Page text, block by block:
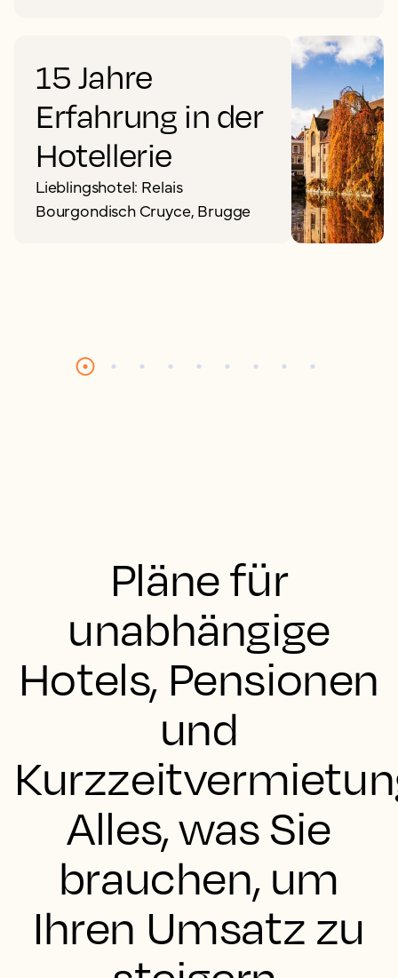
15 Jahre
Erfahrung in der
Hotellerie
Lieblingshotel: Relais
Bourgondisch Cruyce, Brugge
Pläne für
unabhängige
Hotels, Pensionen
und
Alles, was Sie
brauchen, um
Ihren Umsatz zu